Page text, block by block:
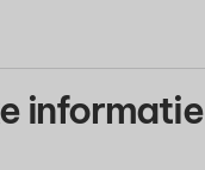
informatie